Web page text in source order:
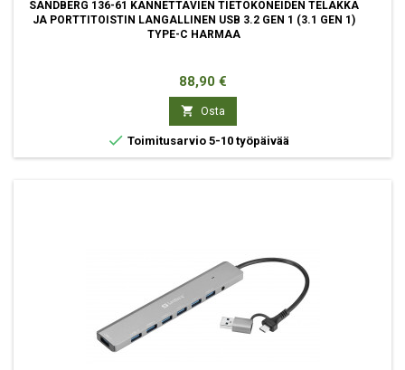
SANDBERG 136-61 KANNETTAVIEN TIETOKONEIDEN TELAKKA
JA PORTTITOISTIN LANGALLINEN USB 3.2 GEN 1 (3.1 GEN 1)
TYPE-C HARMAA
Hinta
88,90 €
 Osta
 Toimitusarvio 5-10 työpäivää